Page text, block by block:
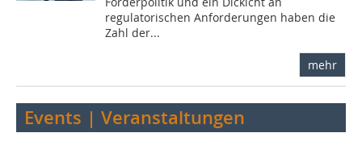
regulatorischen Anforderungen haben die
Zahl der...
mehr
Events | Veranstaltungen